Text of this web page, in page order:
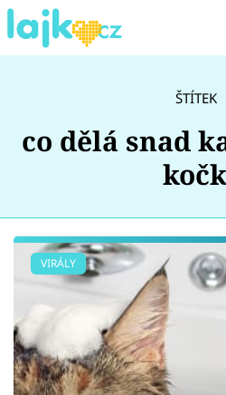
Showbyznys
Youtubeři
Virály
ŠTÍTEK
co dělá snad
VIRÁLY